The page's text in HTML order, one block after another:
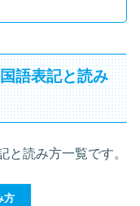
語表記と読み
と読み方一覧です。
方